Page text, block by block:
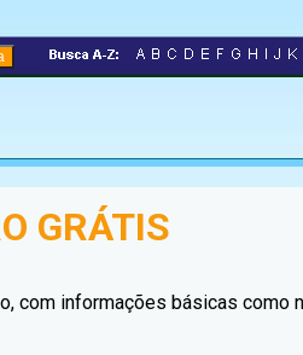
GRÁTIS
com informações básicas como